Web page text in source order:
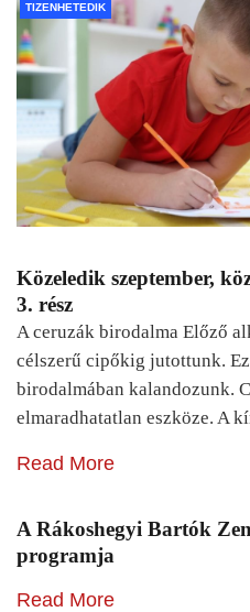
TIZENHETEDIK
Közeledik szeptember,
3. rész
A ceruzák birodalma Előző
célszerű cipőkig jutottunk.
birodalmában kalandozunk.
elmaradhatatlan eszköze. A
Read More
A Rákoshegyi Bartók
programja
Read More